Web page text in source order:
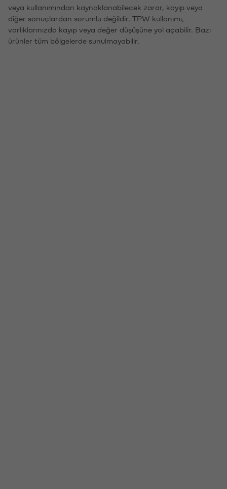
veya kullanımından kaynaklanabilecek zarar, kayıp veya
diğer sonuçlardan sorumlu değildir. TPW kullanımı,
varlıklarınızda kayıp veya değer düşüşüne yol açabilir. Bazı
ürünler tüm bölgelerde sunulmayabilir.